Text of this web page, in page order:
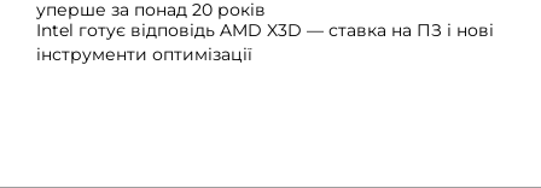
уперше за понад 20 років
Intel готує відповідь AMD X3D — ставка на ПЗ і нові
інструменти оптимізації